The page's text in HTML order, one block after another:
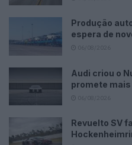
Produção
espera de
Audi criou o
promete mais
Revuelto SV